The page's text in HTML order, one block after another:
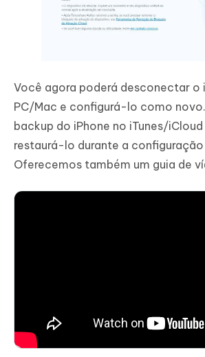
Você agora poderá desconectar o
PC/Mac e configurá-lo como
backup do iPhone no iTunes/
restaurá-lo durante a configuração
Oferecemos também um guia de